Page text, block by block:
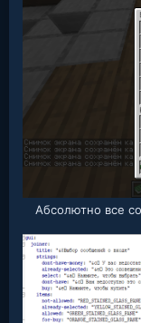
Абсолютно все